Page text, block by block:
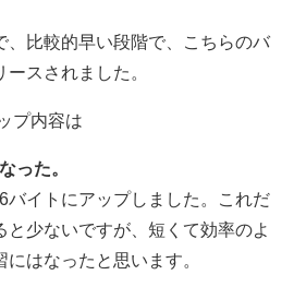
、比較的早い段階で、こちらのバ
スされました。
プ内容は
った。
イトにアップしました。これだ
と少ないですが、短くて効率のよ
はなったと思います。